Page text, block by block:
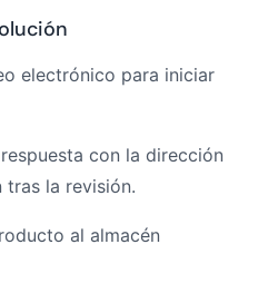
electrónico para iniciar
con la dirección
la revisión.
al almacén